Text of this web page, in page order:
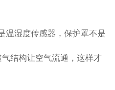
温湿度传感器，保护罩不是
结构让空气流通，这样才